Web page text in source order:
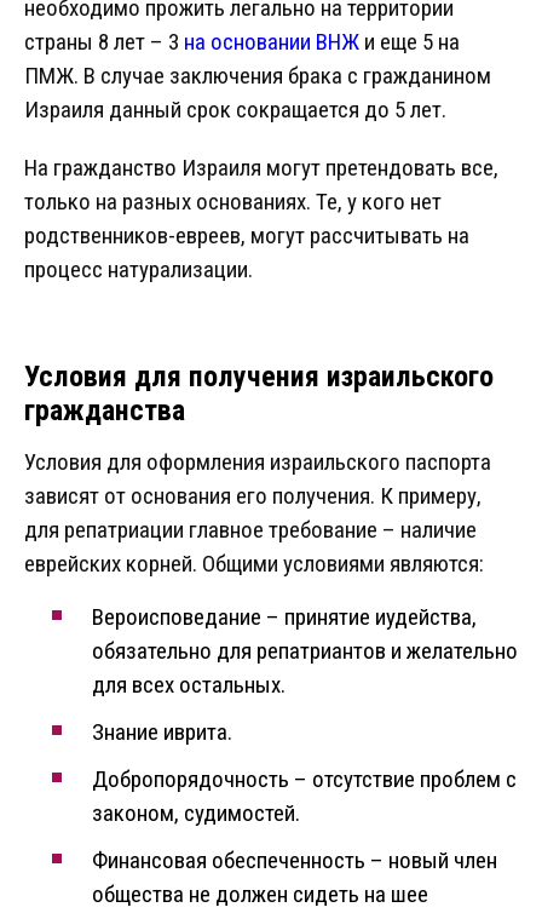
необходимо прожить легально на территории
страны 8 лет – 3 на основании ВНЖ и еще 5 на
ПМЖ. В случае заключения брака с гражданином
Израиля данный срок сокращается до 5 лет.
На гражданство Израиля могут претендовать все,
только на разных основаниях. Те, у кого нет
родственников-евреев, могут рассчитывать на
процесс натурализации.
Условия для получения израильского
гражданства
Условия для оформления израильского паспорта
зависят от основания его получения. К примеру,
для репатриации главное требование – наличие
еврейских корней. Общими условиями являются:
Вероисповедание – принятие иудейства,
обязательно для репатриантов и желательно
для всех остальных.
Знание иврита.
Добропорядочность – отсутствие проблем с
законом, судимостей.
Финансовая обеспеченность – новый член
общества не должен сидеть на шее